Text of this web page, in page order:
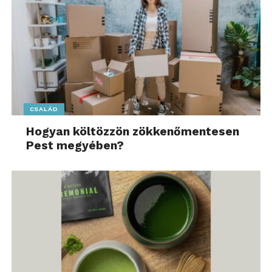
Az AI a karácsonyi vásárlásba is
belépett
Az év eleji februári és májusi forgalmi csúcsok után
2025 szeptemberében újabb, kiemelkedő hullám
érkezett. Ez azt mutatja, hogy a felhasználók már
nemcsak az azonnali problémák megoldásához
CSALÁD
Hogyan költözzön zökkenőmentesen
Pest megyében?